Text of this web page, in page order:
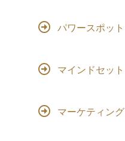
パワースポット
マインドセット
マーケティング